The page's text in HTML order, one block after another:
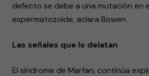
defecto se debe a una mutación en
espermatozoide, aclara Bowen.
Las señales que lo delatan
El síndrome de Marfan, continúa